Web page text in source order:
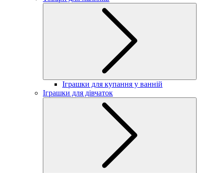
Іграшки для купання у ванній
Іграшки для дівчаток